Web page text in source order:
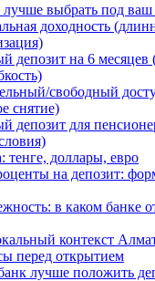
лучше выбрать под ваш
доходность
депозит на 6 месяцев
свободный
снятие)
депозит для
тенге, доллары, евро
на депозит:
в каком банке
контекст
перед открытием
лучше положить